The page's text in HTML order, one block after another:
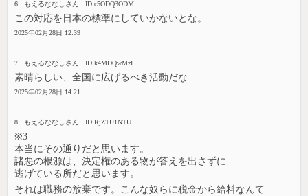
6. もえるななしさん. ID:c5ODQ3ODM
この対応を日本の標準にしていかないとな。
2025年02月28日 12:39
7. もえるななしさん. ID:k4MDQwMzI
素晴らしい、全国に広げるべき活動だな
2025年02月28日 14:21
8. もえるななしさん. ID:RjZTU1NTU
※3
本当にその通りだと思います。
諸悪の根源は、決定権のある物が答えを出さずに
逃げている所だと思います。
それは職務の放棄です。こんな奴らに税金から給料なんて